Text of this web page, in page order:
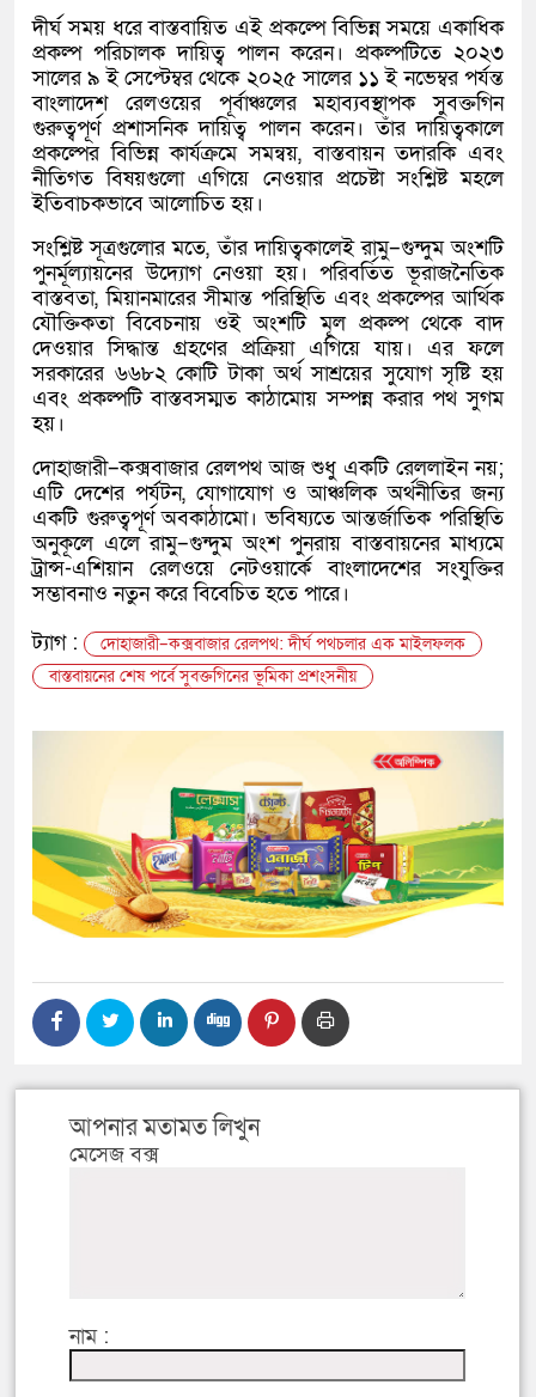
দীর্ঘ সময় ধরে বাস্তবায়িত এই প্রকল্পে বিভিন্ন সময়ে একাধিক
প্রকল্প পরিচালক দায়িত্ব পালন করেন। প্রকল্পটিতে ২০২৩
সালের ৯ ই সেপ্টেম্বর থেকে ২০২৫ সালের ১১ ই নভেম্বর পর্যন্ত
বাংলাদেশ রেলওয়ের পূর্বাঞ্চলের মহাব্যবস্থাপক সুবক্তগিন
গুরুত্বপূর্ণ প্রশাসনিক দায়িত্ব পালন করেন। তাঁর দায়িত্বকালে
প্রকল্পের বিভিন্ন কার্যক্রমে সমন্বয়, বাস্তবায়ন তদারকি এবং
নীতিগত বিষয়গুলো এগিয়ে নেওয়ার প্রচেষ্টা সংশ্লিষ্ট মহলে
ইতিবাচকভাবে আলোচিত হয়।
সংশ্লিষ্ট সূত্রগুলোর মতে, তাঁর দায়িত্বকালেই রামু–গুন্দুম অংশটি
পুনর্মূল্যায়নের উদ্যোগ নেওয়া হয়। পরিবর্তিত ভূরাজনৈতিক
বাস্তবতা, মিয়ানমারের সীমান্ত পরিস্থিতি এবং প্রকল্পের আর্থিক
যৌক্তিকতা বিবেচনায় ওই অংশটি মূল প্রকল্প থেকে বাদ
দেওয়ার সিদ্ধান্ত গ্রহণের প্রক্রিয়া এগিয়ে যায়। এর ফলে
সরকারের ৬৬৮২ কোটি টাকা অর্থ সাশ্রয়ের সুযোগ সৃষ্টি হয়
এবং প্রকল্পটি বাস্তবসম্মত কাঠামোয় সম্পন্ন করার পথ সুগম
হয়।
দোহাজারী–কক্সবাজার রেলপথ আজ শুধু একটি রেললাইন নয়;
এটি দেশের পর্যটন, যোগাযোগ ও আঞ্চলিক অর্থনীতির জন্য
একটি গুরুত্বপূর্ণ অবকাঠামো। ভবিষ্যতে আন্তর্জাতিক পরিস্থিতি
অনুকূলে এলে রামু–গুন্দুম অংশ পুনরায় বাস্তবায়নের মাধ্যমে
ট্রান্স-এশিয়ান রেলওয়ে নেটওয়ার্কে বাংলাদেশের সংযুক্তির
সম্ভাবনাও নতুন করে বিবেচিত হতে পারে।
ট্যাগ :
দোহাজারী–কক্সবাজার রেলপথ: দীর্ঘ পথচলার এক মাইলফলক
বাস্তবায়নের শেষ পর্বে সুবক্তগিনের ভূমিকা প্রশংসনীয়
আপনার মতামত লিখুন
মেসেজ বক্স
নাম :